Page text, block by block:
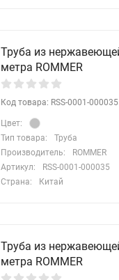
Труба из
метра ROMMER
Код товара: RSS-0001-000035
Цвет:
Тип товара:
Труба
Производитель:
ROMMER
Артикул:
RSS-0001-000035
Страна:
Китай
Труба из
метра ROMMER